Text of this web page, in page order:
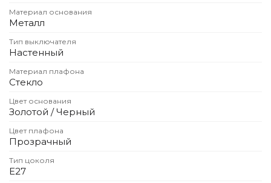
Подбор, производство и комплектация по вашему
Отделка и ремонт
Акустические панели
для террас
Террасные и фасадные системы
Биоклиматические перголы
Камень
Изделия из натурального мрамора и камня
Материал основания
Металл
Тип выключателя
Настенный
Материал плафона
Стекло
Цвет основания
Золотой / Черный
Цвет плафона
Прозрачный
Тип цоколя
Е27